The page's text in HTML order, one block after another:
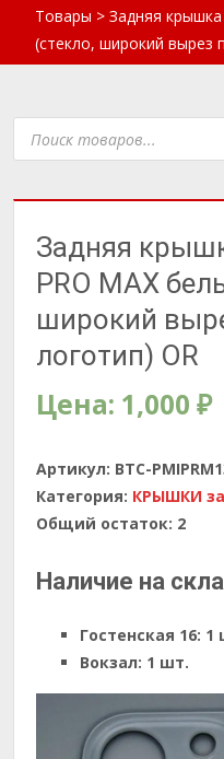
Товары > Задняя
(стекло, широкий вырез
Поиск
товаров
Задняя
PRO MAX
широкий
логотип) OR
Цена: 1,000 ₽
Артикул: BTC-
Категория: КРЫШКИ
Общий остаток: 2
Наличие на
Гостенская 16: 1
Вокзал: 1 шт.